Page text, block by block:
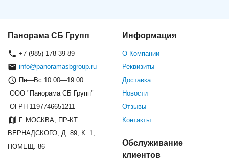
Панорама СБ Групп
+7 (985) 178-39-89
info@panoramasbgroup.ru
Пн—Вс 10:00—19:00
ООО "Панорама СБ Групп"
ОГРН 1197746651211
Г. МОСКВА, ПР-КТ
ВЕРНАДСКОГО, Д. 89, К. 1,
ПОМЕЩ. 86
Информация
О Компании
Реквизиты
Доставка
Новости
Отзывы
Контакты
Обслуживание
клиентов